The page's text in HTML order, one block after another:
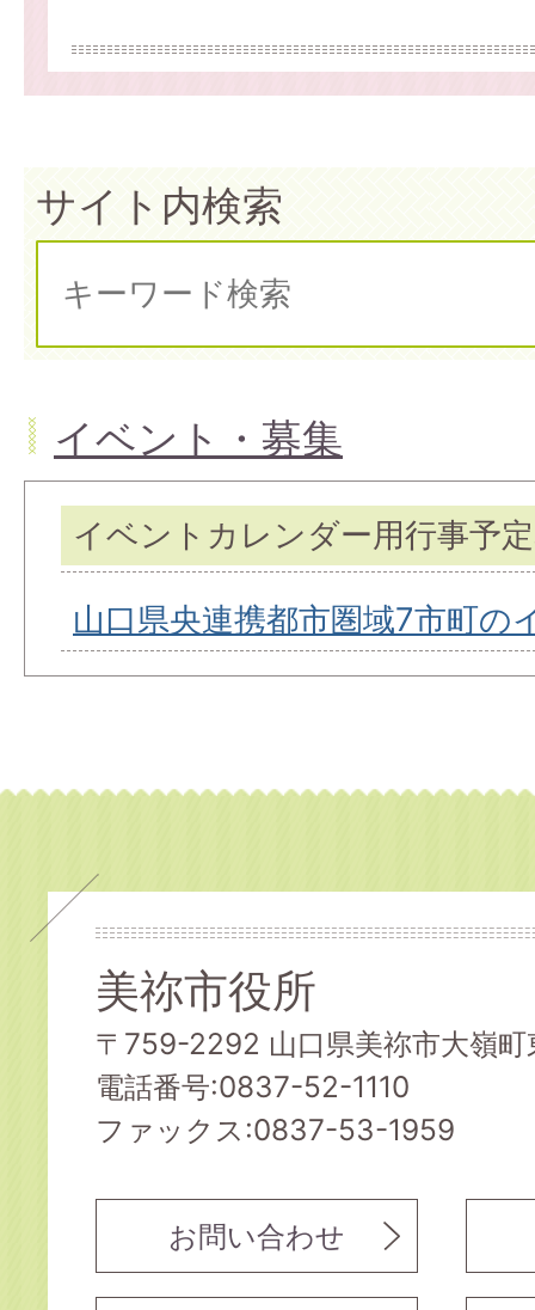
サイト内検索
イベント・募集
イベントカレンダー用行事予
山口県央連携都市圏域7市町の
美祢市役所
〒759-2292 山口県美祢市大嶺
電話番号:0837-52-1110
ファックス:0837-53-1959
お問い合わせ